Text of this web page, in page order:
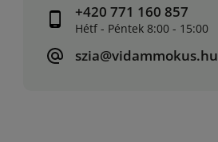
+420 771 160 857
szia@vidammokus.hu